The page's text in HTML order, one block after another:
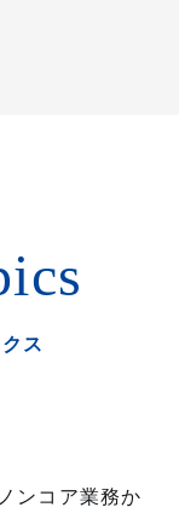
ス
ンコア業務か